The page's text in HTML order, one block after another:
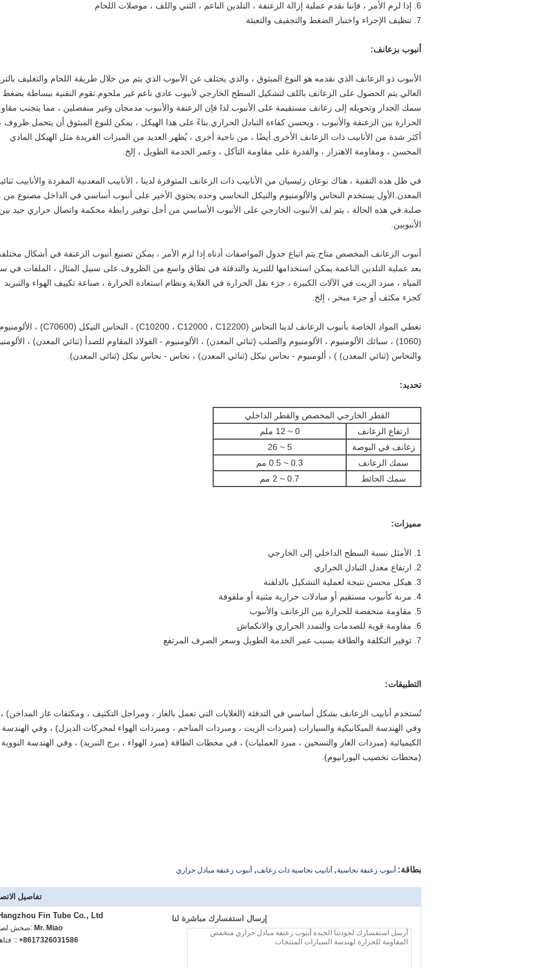
6. إذا لزم الأمر ، فإننا نقدم عملية إزالة الزعنفة ، التلدين الناعم ، الثني واللف ، موصلات اللحام
7. تنظيف الإجراء واختبار الضغط والتجفيف والتعبئة
أنبوب بزعانف:
الأنبوب ذو الزعانف الذي نقدمه هو النوع المبثوق ، والذي يختلف عن الأنبوب الذي يتم من خلال طريقة اللحام والتغليف
العالي.يتم الحصول على الزعانف باللف لتشكيل السطح الخارجي لأنبوب عادي ناعم غير ملحوم.تقوم التقنية ببساطة بضغط
سمك الجدار وتحويله إلى زعانف مستقيمة على الأنبوب.لذا فإن الزعنفة والأنبوب مدمجان وغير منفصلين ، مما يتجنب
الحرارة بين الزعنفة والأنبوب ، ويحسن كفاءة التبادل الحراري.بناءً على هذا الهيكل ، يمكن للنوع المبثوق أن يتحمل
أكثر شدة من الأنابيب ذات الزعانف الأخرى.أيضًا ، من ناحية أخرى ، يُظهر العديد من الميزات الفريدة مثل الهيكل المادي
المحسن ، ومقاومة الاهتزاز ، والقدرة على مقاومة التآكل ، وعمر الخدمة الطويل ، إلخ.
في ظل هذه التقنية ، هناك نوعان رئيسيان من الأنابيب ذات الزعانف المتوفرة لدينا ، الأنابيب المعدنية المفردة والأنابيب
المعدن.الأول يستخدم النحاس والألومنيوم والنيكل النحاسي وحده.يحتوي الأخير على أنبوب أساسي في الداخل مصنوع من
صلبة.في هذه الحالة ، يتم لف الأنبوب الخارجي على الأنبوب الأساسي من أجل توفير رابطة محكمة واتصال حراري جيد بين
الأنبوبين.
أنبوب الزعانف المخصص متاح.يتم اتباع جدول المواصفات أدناه.إذا لزم الأمر ، يمكن تصنيع أنبوب الزعنفة في أشكال
بعد عملية التلدين الناعمة.يمكن استخدامها للتبريد والتدفئة في نطاق واسع من الظروف.على سبيل المثال ، الملفات في
المياه ، مبرد الزيت في الآلات الكبيرة ، جزء نقل الحرارة في الغلاية ونظام استعادة الحرارة ، صناعة تكييف الهواء والتبريد
كجزء مكثف أو جزء مبخر ، إلخ.
تغطي المواد الخاصة بأنبوب الزعانف لدينا النحاس (C10200 ، C12000 ، C12200) ، النحاس النيكل (C70600) ، الألومنيوم
(1060) ، سبائك الألومنيوم ، الألومنيوم والصلب (ثنائي المعدن) ، الألومنيوم - الفولاذ المقاوم للصدأ (ثنائي المعدن) ،
والنحاس (ثنائي المعدن) ) ، ألومنيوم - نحاس نيكل (ثنائي المعدن) ، نحاس - نحاس نيكل (ثنائي المعدن).
تحديد:
القطر الخارجي المخصص والقطر الداخلي
ارتفاع الزعانف
0 ~ 12 ملم
زعانف في البوصة
5 ~ 26
سمك الزعانف
0.3 ~ 0.5 مم
سمك الحائط
0.7 ~ 2 مم
مميزات:
1. الأمثل نسبة السطح الداخلي إلى الخارجي
2. ارتفاع معدل التبادل الحراري
3. هيكل محسن نتيجة لعملية التشكيل بالدلفنة
4. مرنة كأنبوب مستقيم أو مبادلات حرارية مثنية أو ملفوفة
5. مقاومة منخفضة للحرارة بين الزعانف والأنبوب
6. مقاومة قوية للصدمات والتمدد الحراري والانكماش
7. توفير التكلفة والطاقة بسبب عمر الخدمة الطويل وسعر الصرف المرتفع
التطبيقات:
تُستخدم أنابيب الزعانف بشكل أساسي في التدفئة (الغلايات التي تعمل بالغاز ، ومراجل التكثيف ، ومكثفات غاز المداخن) ،
وفي الهندسة الميكانيكية والسيارات (مبردات الزيت ، ومبردات المناجم ، ومبردات الهواء لمحركات الديزل) ، وفي الهندسة
الكيميائية (مبردات الغاز والتسخين ، مبرد العمليات) ، في محطات الطاقة (مبرد الهواء ، برج التبريد) ، وفي الهندسة النووية
(محطات تخصيب اليورانيوم).
بطاقة: أنبوب زعنفة نحاسية, أنابيب نحاسية ذات زعانف, أنبوب زعنفة مبادل حراري
تفاصيل
Fin Tube Co., Ltd.
اتصل Mr. Miao
+8617326031586
إرسال استفسارك مباشرة لنا